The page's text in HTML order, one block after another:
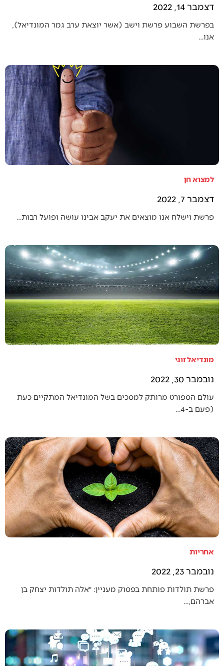
דצמבר 14, 2022
בפרשת השבוע פרשת וישב (אשר יוצאת ערב גמר המונדיאל),
אנו…
למצוא חן
דצמבר 7, 2022
פרשת וישלח אנו מוצאים את יעקב אבינו עושה ופועל רבות…
מונדיאל זוגי
נובמבר 30, 2022
עולם הספורט מרותק למסכים בשל המונדיאל המתקיים כעת
(פעם ב-4…
אחריות
נובמבר 23, 2022
פרשת תולדות פותחת בפסוק מעניין: ״אלה תולדות יצחק בן
אברהם,…